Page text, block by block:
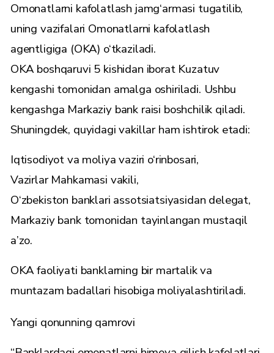
Omonatlarni kafolatlash jamg‘armasi tugatilib,
uning vazifalari Omonatlarni kafolatlash
agentligiga (OKA) o‘tkaziladi.
OKA boshqaruvi 5 kishidan iborat Kuzatuv
kengashi tomonidan amalga oshiriladi. Ushbu
kengashga Markaziy bank raisi boshchilik qiladi.
Shuningdek, quyidagi vakillar ham ishtirok etadi:
Iqtisodiyot va moliya vaziri o‘rinbosari,
Vazirlar Mahkamasi vakili,
O‘zbekiston banklari assotsiatsiyasidan delegat,
Markaziy bank tomonidan tayinlangan mustaqil
a’zo.
OKA faoliyati banklarning bir martalik va
muntazam badallari hisobiga moliyalashtiriladi.
Yangi qonunning qamrovi